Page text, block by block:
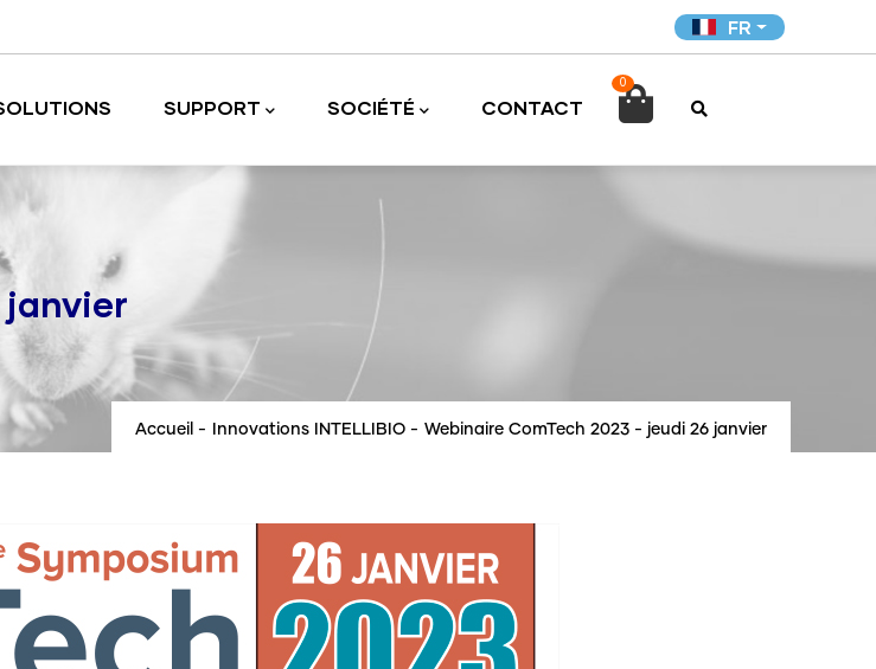
FR
SUPPORT SOCIÉTÉ CONTACT
0

janvier
Accueil - Innovations INTELLIBIO - Webinaire ComTech 2023 - jeudi 26 janvier